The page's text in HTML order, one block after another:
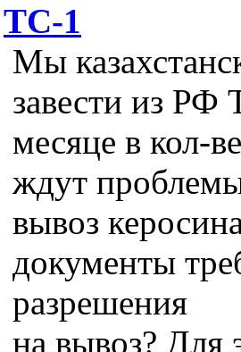
ТС-1
Мы
завести из РФ
месяце в кол-
ждут
вывоз
документы
разрешения
на вывоз? Для